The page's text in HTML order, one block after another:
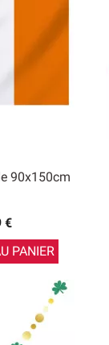
90x150cm
€
PANIER